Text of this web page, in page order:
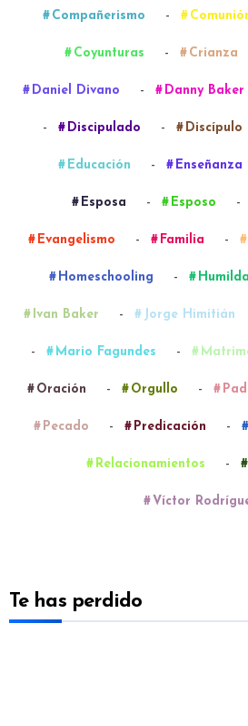
Compañerismo -
Coyunturas - Crianza
Daniel Divano - Danny Baker
- Discipulado - Discípulo
Educación - Enseñanza
Esposa - Esposo -
Evangelismo - Familia -
Homeschooling -
Ivan Baker - Jorge Himitián
- Mario Fagundes -
Oración - Orgullo -
Pecado - Predicación -
Relacionamientos -
Víctor
Te has perdido